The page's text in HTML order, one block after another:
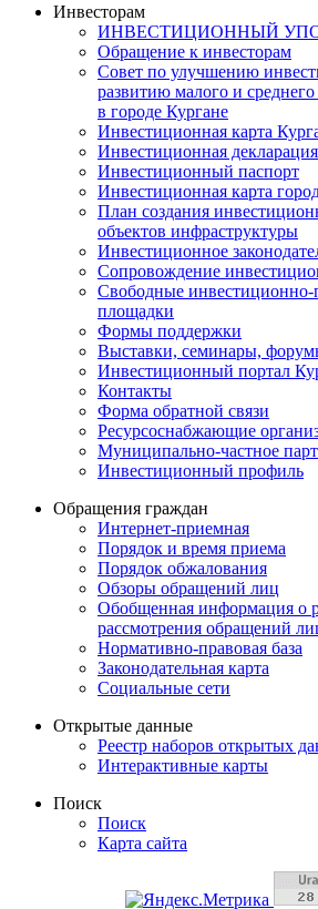
Инвесторам
ИНВЕСТИЦИОННЫЙ
Обращение к инвесторам
Совет по улучшению
развитию малого и
в городе Кургане
Инвестиционная карта
Инвестиционная декларация
Инвестиционный паспорт
Инвестиционная карта
План создания
объектов инфраструктуры
Инвестиционное
Сопровождение
Свободные инвестиционно-
площадки
Формы поддержки
Выставки, семинары,
Инвестиционный портал
Контакты
Форма обратной связи
Ресурсоснабжающие
Муниципально-частное
Инвестиционный профиль
Обращения граждан
Интернет-приемная
Порядок и время приема
Порядок обжалования
Обзоры обращений лиц
Обобщенная информация о
рассмотрения обращений
Нормативно-правовая база
Законодательная карта
Социальные сети
Открытые данные
Реестр наборов открытых
Интерактивные карты
Поиск
Поиск
Карта сайта